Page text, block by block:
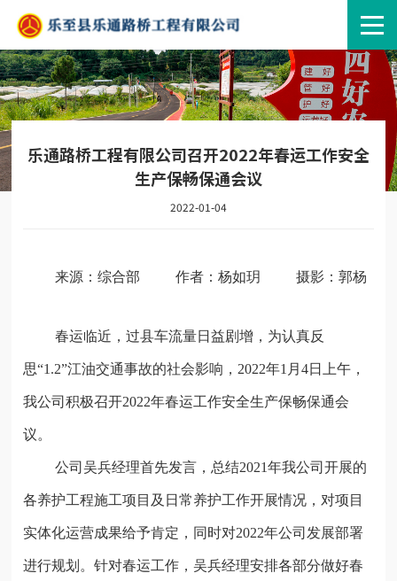
乐通路桥工程有限公司召开2022年春运工作安全
生产保畅保通会议
2022-01-04
来源：综合部作者：杨如玥摄影：郭杨
春运临近，过县车流量日益剧增，为认真反
思“1.2”江油交通事故的社会影响， 2022年1月4日上午，
我公司积极召开2022年春运工作安全生产保畅保通会
议。
公司吴兵经理首先发言，总结2021年我公司开展的
各养护工程施工项目及日常养护工作开展情况，对项目
实体化运营成果给予肯定，同时对2022年公司发展部署
进行规划。针对春运工作，吴兵经理安排各部分做好春